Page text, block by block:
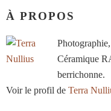
À PROPOS
Céramique
berrichonne.
Voir le profil de Terra